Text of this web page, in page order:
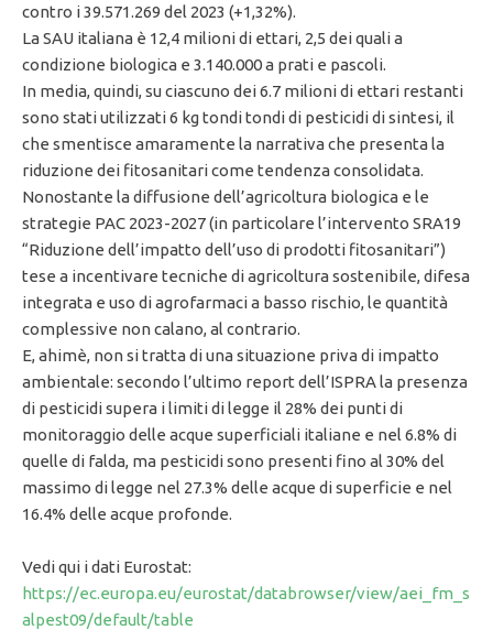
contro i 39.571.269 del 2023 (+1,32%).
La SAU italiana è 12,4 milioni di ettari, 2,5 dei quali a
condizione biologica e 3.140.000 a prati e pascoli.
In media, quindi, su ciascuno dei 6.7 milioni di ettari restanti
sono stati utilizzati 6 kg tondi tondi di pesticidi di sintesi, il
che smentisce amaramente la narrativa che presenta la
riduzione dei fitosanitari come tendenza consolidata.
Nonostante la diffusione dell’agricoltura biologica e le
strategie PAC 2023-2027 (in particolare l’intervento SRA19
“Riduzione dell’impatto dell’uso di prodotti fitosanitari”)
tese a incentivare tecniche di agricoltura sostenibile, difesa
integrata e uso di agrofarmaci a basso rischio, le quantità
complessive non calano, al contrario.
E, ahimè, non si tratta di una situazione priva di impatto
ambientale: secondo l’ultimo report dell’ISPRA la presenza
di pesticidi supera i limiti di legge il 28% dei punti di
monitoraggio delle acque superficiali italiane e nel 6.8% di
quelle di falda, ma pesticidi sono presenti fino al 30% del
massimo di legge nel 27.3% delle acque di superficie e nel
16.4% delle acque profonde.
Vedi qui i dati Eurostat:
https://ec.europa.eu/eurostat/databrowser/view/aei_fm_s
alpest09/default/table